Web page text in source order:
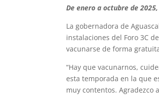
De enero a octubre de
La gobernadora de
instalaciones del Foro 3C
vacunarse de forma
“Hay que vacunarnos,
esta temporada en la que
muy contentos. Agradezco